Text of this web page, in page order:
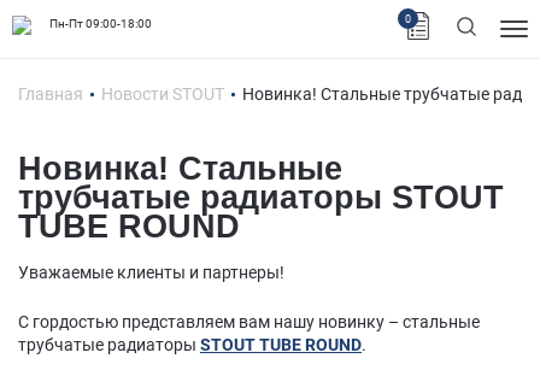
Пн-Пт 09:00-18:00 0
Главная Новости STOUT Новинка! Стальные трубчатые
Новинка! Стальные
трубчатые радиаторы STOUT
TUBE ROUND
Уважаемые клиенты и партнеры!
С гордостью представляем вам нашу новинку – стальные
трубчатые радиаторы STOUT TUBE ROUND.